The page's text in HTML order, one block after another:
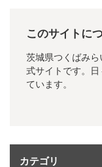
このサイトに
茨城県つくばみ
式サイトです。
ています。
カテゴリ